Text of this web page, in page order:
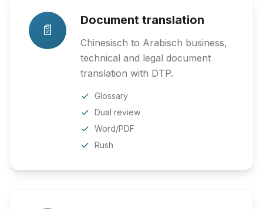
📄
Document translation
Chinesisch to Arabisch business,
technical and legal document
translation with DTP.
Glossary
Dual review
Word/PDF
Rush